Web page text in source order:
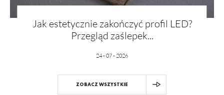
Jak estetycznie zakończyć profil LED?
Przegląd zaślepek...
24 - 07 - 2026
ZOBACZ WSZYSTKIE